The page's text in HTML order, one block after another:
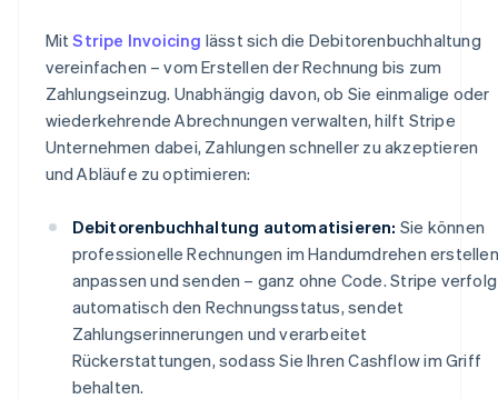
MitStripe Invoicing lässt sich die Debitorenbuchhaltung
vereinfachen – vom Erstellen der Rechnung bis zum
Zahlungseinzug. Unabhängig davon, ob Sie einmalige oder
wiederkehrende Abrechnungen verwalten, hilft Stripe
Unternehmen dabei, Zahlungen schneller zu akzeptieren
und Abläufe zu optimieren:
Debitorenbuchhaltung automatisieren: Sie können
professionelle Rechnungen im Handumdrehen
anpassen und senden – ganz ohne Code. Stripe
automatisch den Rechnungsstatus, sendet
Zahlungserinnerungen und verarbeitet
Rückerstattungen, sodass Sie Ihren Cashflow im Griff
behalten.